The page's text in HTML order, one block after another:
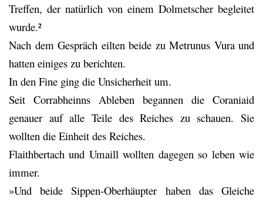
Treffen, der natürlich von einem Dolmetscher begleitet
wurde.²
Nach dem Gespräch eilten beide zu Metrunus Vura und
hatten einiges zu berichten.
In den Fine ging die Unsicherheit um.
Seit Corrabheinns Ableben begannen die Coraniaid
genauer auf alle Teile des Reiches zu schauen. Sie
wollten die Einheit des Reiches.
Flaithbertach und Umaill wollten dagegen so leben wie
immer.
»Und beide Sippen-Oberhäupter haben das Gleiche